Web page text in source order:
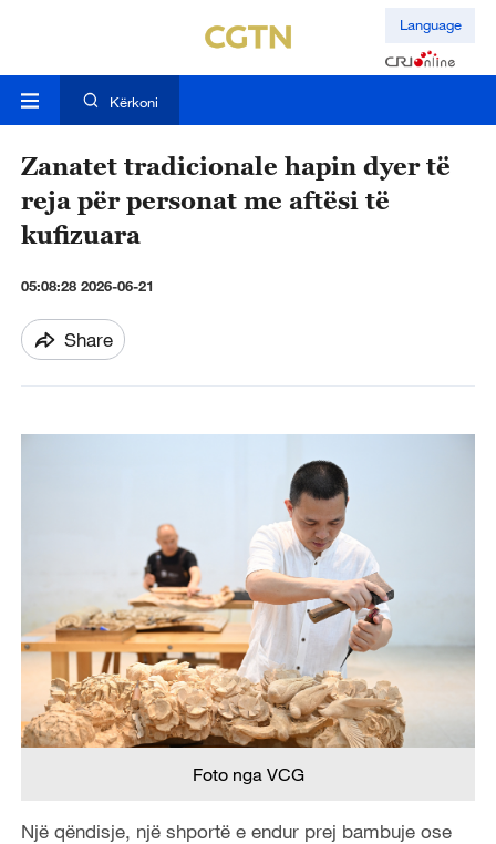
Language
Kërkoni
Zanatet tradicionale hapin dyer të
reja për personat me aftësi të
kufizuara
05:08:28 2026-06-21
Share
Foto nga VCG
Një qëndisje, një shportë e endur prej bambuje ose